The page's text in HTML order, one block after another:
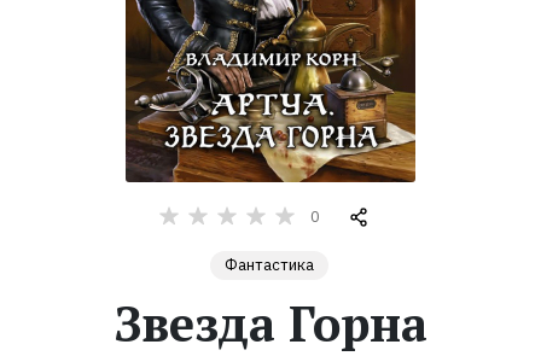
обсуждаемые
Экранизации
0
Фантастика
Звезда Горна